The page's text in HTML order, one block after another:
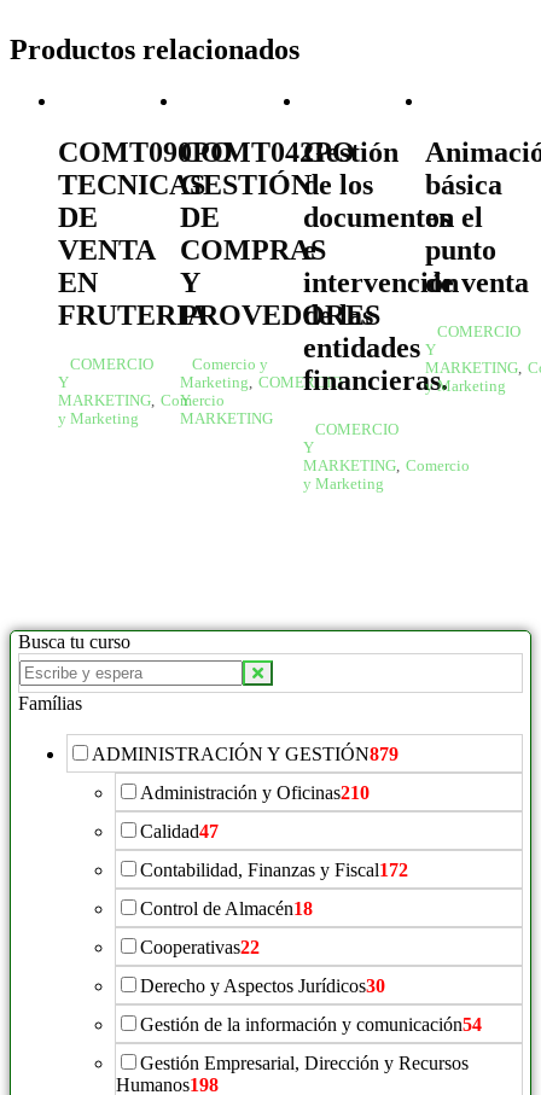
Productos relacionados
COMT090PO
TECNICAS
DE
VENTA
EN
FRUTERIA
COMERCIO
Y
MARKETING Comercio
y Marketing
COMT042PO
GESTIÓN
DE
COMPRAS
Y
PROVEDORES
Comercio y
Marketing
COMERCIO
Y
MARKETING
Gestión
de los
documentos
e
intervención
de las
entidades
financieras.
COMERCIO
Y
MARKETING, Comercio
y Marketing
básica
en el
punto
de venta
COMERCIO
Y
MARKETING,
y Marketing
Busca tu curso
Famílias
ADMINISTRACIÓN Y GESTIÓN879
Administración y Oficinas210
Calidad47
Contabilidad, Finanzas y Fiscal172
Control de Almacén18
Cooperativas22
Derecho y Aspectos Jurídicos30
Gestión de la información y comunicación54
Gestión Empresarial, Dirección y Recursos
Humanos198